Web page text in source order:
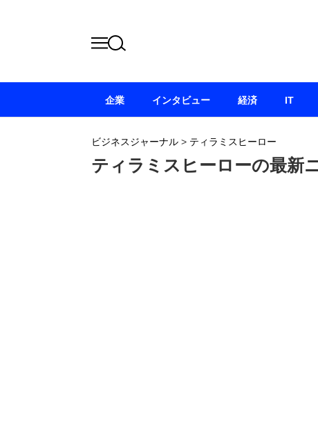
ビジネスジャーナル > ティラミスヒーロー
ティラミスヒーローの最新
企業 インタビュー 経済 IT